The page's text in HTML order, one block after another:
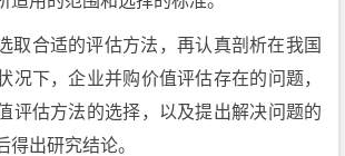
取合适的评估方法，再认真剖析在我国
况下，企业并购价值评估存在的问题，
评估方法的选择，以及提出解决问题的
得出研究结论。